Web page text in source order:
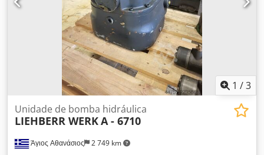
1 /3
Άγιος Αθανάσιος 2 749 km
Unidade de bomba hidráulica
LIEHBERR WERKA - 6710